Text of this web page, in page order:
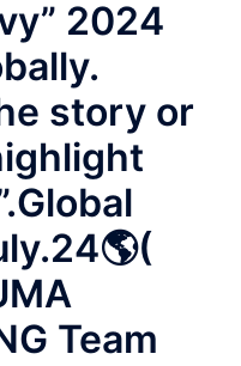
2024
story or
Team